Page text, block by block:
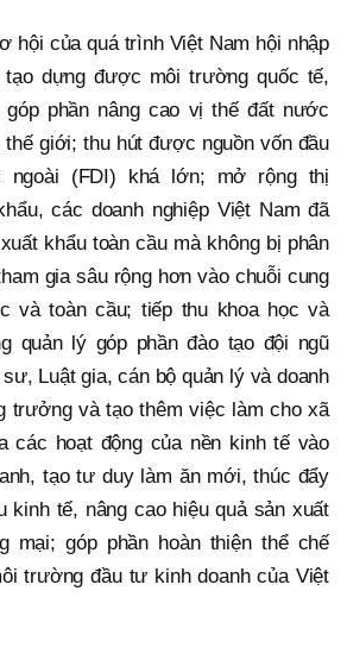
hội của quá trình Việt Nam hội nhập
dựng được môi trường quốc tế,
phần nâng cao vị thế đất nước
giới; thu hút được nguồn vốn đầu
(FDI) khá lớn; mở rộng thị
các doanh nghiệp Việt Nam đã
khẩu toàn cầu mà không bị phân
gia sâu rộng hơn vào chuỗi cung
và toàn cầu; tiếp thu khoa học và
quản lý góp phần đào tạo đội ngũ
Luật gia, cán bộ quản lý và doanh
trưởng và tạo thêm việc làm cho xã
các hoạt động của nền kinh tế vào
tạo tư duy làm ăn mới, thúc đẩy
kinh tế, nâng cao hiệu quả sản xuất
mại; góp phần hoàn thiện thể chế
trường đầu tư kinh doanh của Việt